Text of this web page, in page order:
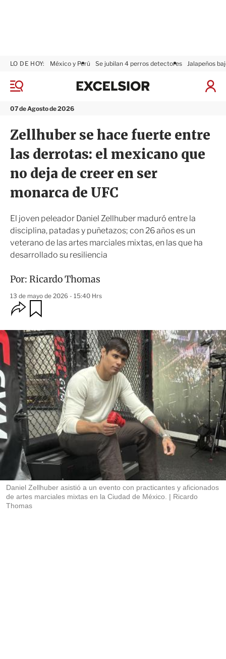
M
n
07 de Agosto de 2026
LO DE HOY: México y Perú Se jubilan 4 perros detectores Jalapeños
I
x
i
r
Zellhuber se hace fuerte entre
las derrotas: el mexicano que
no deja de creer en ser
monarca de UFC
El joven peleador Daniel Zellhuber maduró entre la
disciplina, patadas y puñetazos; con 26 años es un
veterano de las artes marciales mixtas, en las que ha
desarrollado su resiliencia
Por: Ricardo Thomas
13 de mayo de 2026 - 15:40 Hrs
O
p
i
o
n
e
s
d
e
c
o
m
p
a
r
t
i
r
r
d
a
r
Daniel Zellhuber asistió a un evento con practicantes y aficionados
de artes marciales mixtas en la Ciudad de México.
Ricardo
Thomas